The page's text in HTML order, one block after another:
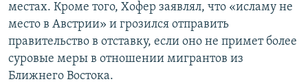
местах. Кроме того, Хофер заявлял, что «исламу не
место в Австрии» и грозился отправить
правительство в отставку, если оно не примет более
суровые меры в отношении мигрантов из
Ближнего Востока.